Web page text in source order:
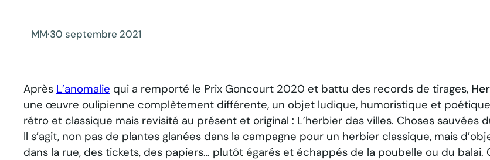
MM·30 septembre 2021
Après L’anomalie qui a remporté le Prix Goncourt 2020 et battu des records de tirages,
une œuvre oulipienne complètement différente, un objet ludique, humoristique et
rétro et classique mais revisité au présent et original : L’herbier des villes. Choses sauvées
Il s’agit, non pas de plantes glanées dans la campagne pour un herbier classique, mais
dans la rue, des tickets, des papiers… plutôt égarés et échappés de la poubelle ou du